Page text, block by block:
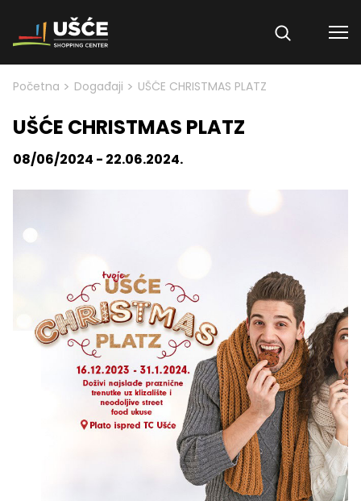
Skip to content
Početna > Događaji > UŠĆE CHRISTMAS PLATZ
UŠĆE CHRISTMAS PLATZ
08/06/2024 - 22.06.2024.